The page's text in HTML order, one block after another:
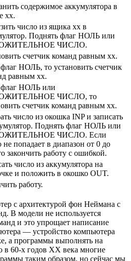
содержимое аккумулятора в
хх.
число из ящика хх в
Поднять флаг НОЛЬ или
ЧИСЛО.
счетчик команд равным xx.
НОЛЬ, то установить счетчик
равным xx.
НОЛЬ или
ЧИСЛО, то
счетчик команд равным xx.
число из окошка INP и записать
Поднять флаг НОЛЬ или
ЧИСЛО. Если
не попадает в диапазон от 0 до
закончить работу с ошибкой.
число из аккумулятора на
и положить в окошко OUT.
работу.
с архитектурой фон Неймана с
В модели не используется
и это упрощает написание
— устройство компьютера
а программы выполнять на
в 60-х годов ХХ века многие
таким образом, но сейчас мы